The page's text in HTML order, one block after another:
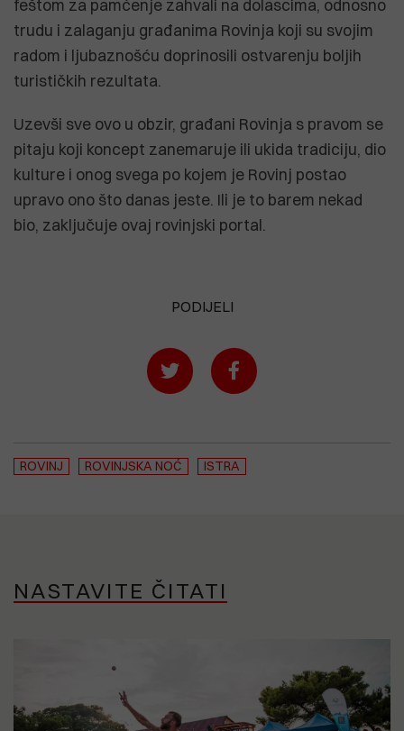
feštom za pamćenje zahvali na dolascima, odnosno
trudu i zalaganju građanima Rovinja koji su svojim
radom i ljubaznošću doprinosili ostvarenju boljih
turističkih rezultata.
Uzevši sve ovo u obzir, građani Rovinja s pravom se
pitaju koji koncept zanemaruje ili ukida tradiciju, dio
kulture i onog svega po kojem je Rovinj postao
upravo ono što danas jeste. Ili je to barem nekad
bio, zaključuje ovaj rovinjski portal.
PODIJELI
ROVINJ ROVINJSKA NOĆ ISTRA
NASTAVITE ČITATI